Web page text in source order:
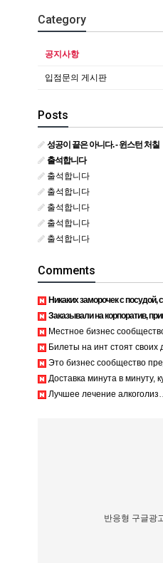
Category
공지사항
입점문의 게시판
Posts
성공이 끝은 아니다. - 윈스턴 처칠
출석합니다
출석합니다
출석합니다
출석합니다
출석합니다
출석합니다
Comments
Никаких заморочек с посудой, съели и выбросили шпажки.
Заказывали на корпоратив, привезли вовремя, все
Местное бизнес сообщество предпринимателей в Санкт-
Билеты на инт стоят своих денег, атмосфера там просто
Это бизнес сообщество предпринимателей в Санкт-Петербурге
Доставка минута в минуту, курьер вежливый. https://
Лучшее лечение алкоголизма Санкт-Петербург, специалисты букв…
반응형 구글광